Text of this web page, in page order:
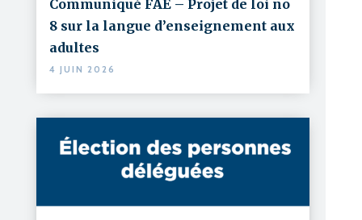
Communiqué FAE – Projet de loi no
8 sur la langue d’enseignement aux
adultes
4 JUIN 2026